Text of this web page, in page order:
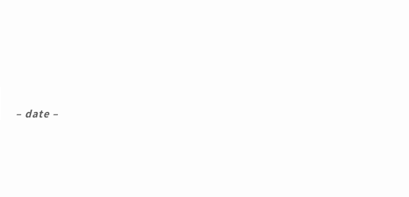
– date –